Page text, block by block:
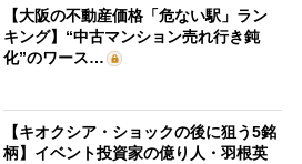
【大阪の不動産価格「危ない駅」ラン
キング】“中古マンション売れ行き鈍
化”のワース…
【キオクシア・ショックの後に狙う5銘
柄】イベント投資家の億り人・羽根英